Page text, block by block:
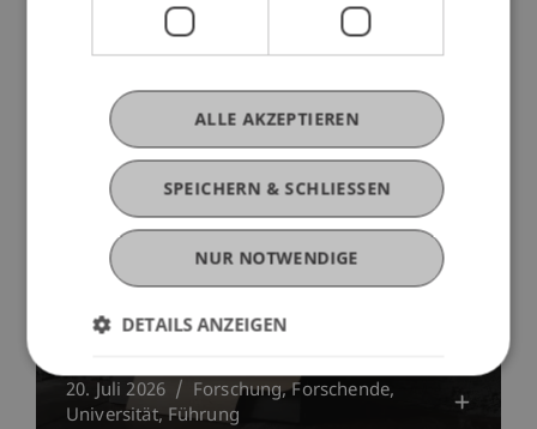
Gesellschaft
Universität
Verantwortung
Achtsamkeit und Selbstführung: Neue
20. Juli 2026 Forschung Forschende
Universität Führung
SPEICHERN & SCHLIESSEN
ALLE AKZEPTIEREN
NUR NOTWENDIGE
DETAILS ANZEIGEN